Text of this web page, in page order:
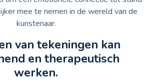
mee te nemen in de wereld van de
kunstenaar.
van tekeningen kan
en therapeutisch
werken.